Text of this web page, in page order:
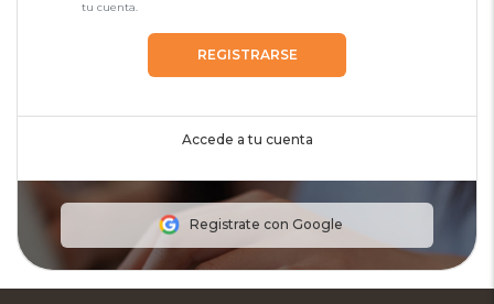
tu cuenta.
REGISTRARSE
Accede a tu cuenta
Registrate con Google